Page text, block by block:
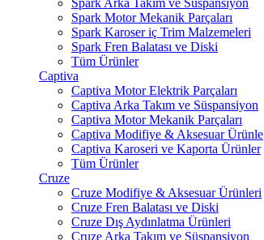
Spark Arka Takım ve Süspansiyon
Spark Motor Mekanik Parçaları
Spark Karoser iç Trim Malzemeleri
Spark Fren Balatası ve Diski
Tüm Ürünler
Captiva
Captiva Motor Elektrik Parçaları
Captiva Arka Takım ve Süspansiyon
Captiva Motor Mekanik Parçaları
Captiva Modifiye & Aksesuar Ürünle
Captiva Karoseri ve Kaporta Ürünler
Tüm Ürünler
Cruze
Cruze Modifiye & Aksesuar Ürünleri
Cruze Fren Balatası ve Diski
Cruze Dış Aydınlatma Ürünleri
Cruze Arka Takım ve Süspansiyon